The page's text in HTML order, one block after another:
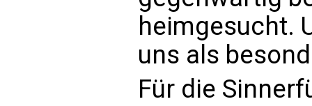
heimgesucht.
uns als
Für die